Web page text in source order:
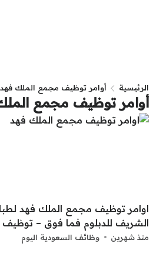
الرئيسية أوامر توظيف مجمع الملك فهد
أوامر توظيف مجمع
اوامر توظيف مجمع الملك فهد
الشريف للدبلوم فما فوق – توظيف
منذ شهرين وظائف السعودية اليوم